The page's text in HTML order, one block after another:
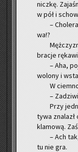
nicz­kę.
w pół i
–
wa!?
bra­cje
– Aha,
wo­lo­ny i
W
–
Przy
ty­wa
kla­mo­wą.
– Ach
tu nie gra.